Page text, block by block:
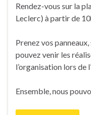
Rendez-vous sur la
Leclerc) à partir de
Prenez vos
pouvez venir les
l’organisation lors de l’
Ensemble, nous